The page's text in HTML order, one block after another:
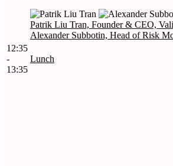
Patrik Liu Tran, Founder & CEO,
Alexander Subbotin, Head of Risk
12:35
-
13:35
Lunch